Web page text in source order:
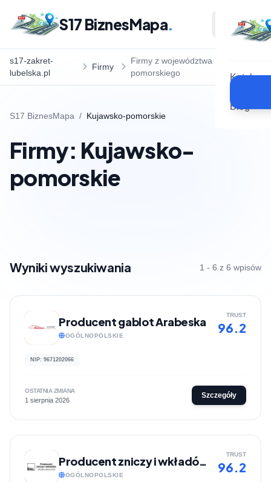
S17 BiznesMapa.
Katalog
Blog
s17-zakret-
lubelska.pl
Firmy
Firmy z województwa Kujawsko-
pomorskiego
S17 BiznesMapa / Kujawsko-pomorskie
Firmy: Kujawsko-
pomorskie
Wyniki wyszukiwania 1 - 6 z 6 wpisów
Producent gablot Arabeska
OGÓLNOPOLSKIE
TRUST
96.2
NIP: 9671202066
OSTATNIA ZMIANA
1 sierpnia 2026
Szczegóły
Producent zniczy i wkładów RAL
OGÓLNOPOLSKIE
TRUST
96.2